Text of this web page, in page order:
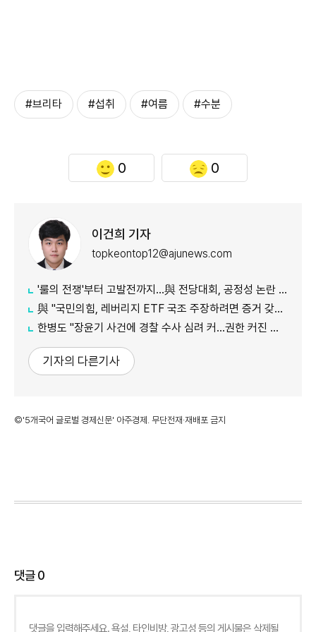
#브리타 #섭취 #여름 #수분
0 0
이건희 기자
topkeontop12@ajunews.com
'룰의 전쟁'부터 고발전까지…與 전당대회, 공정성 논란 계속
​​​​​​​與 "국민의힘, 레버리지 ETF 국조 주장하려면 증거 갖고 오라"
한병도 "장윤기 사건에 경찰 수사 심려 커…권한 커진 만큼 증명해야"
기자의 다른기사
©'5개국어 글로벌 경제신문' 아주경제. 무단전재·재배포 금지
댓글0